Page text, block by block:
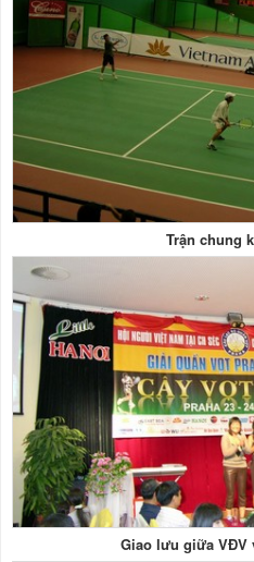
Trận chung
Giao lưu giữa VĐV